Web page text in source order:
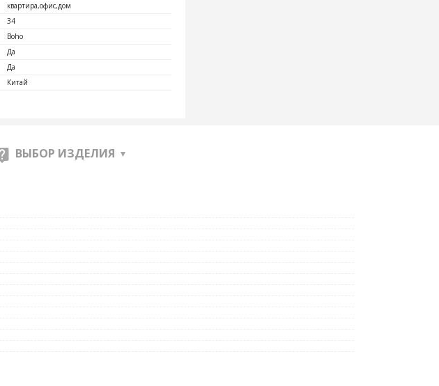
квартира,офис,дом
34
Boho
Да
Да
Китай
ВЫБОР ИЗДЕЛИЯ